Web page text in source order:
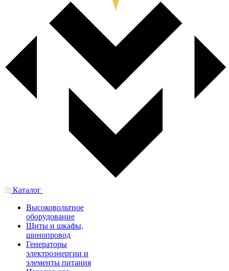
Каталог
Высоковольтное
оборудование
Щиты и шкафы,
шинопровод
Генераторы
электроэнергии и
элементы питания